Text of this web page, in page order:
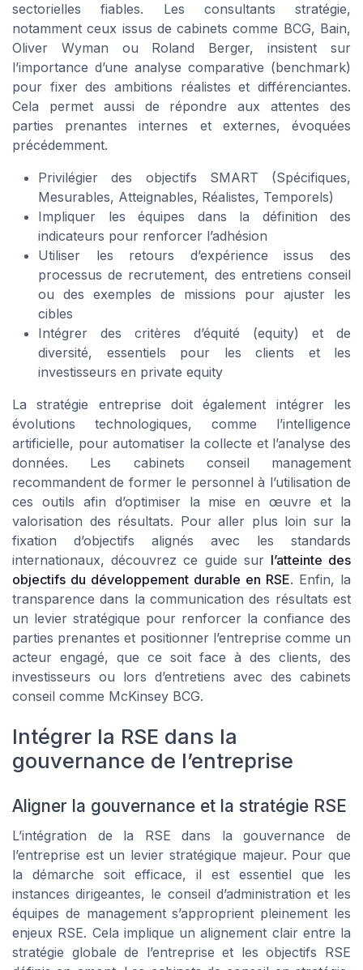
sectorielles fiables. Les consultants stratégie,
notamment ceux issus de cabinets comme BCG, Bain,
Oliver Wyman ou Roland Berger, insistent sur
l’importance d’une analyse comparative (benchmark)
pour fixer des ambitions réalistes et différenciantes.
Cela permet aussi de répondre aux attentes des
parties prenantes internes et externes, évoquées
précédemment.
Privilégier des objectifs SMART (Spécifiques,
Mesurables, Atteignables, Réalistes, Temporels)
Impliquer les équipes dans la définition des
indicateurs pour renforcer l’adhésion
Utiliser les retours d’expérience issus des
processus de recrutement, des entretiens conseil
ou des exemples de missions pour ajuster les
cibles
Intégrer des critères d’équité (equity) et de
diversité, essentiels pour les clients et les
investisseurs en private equity
La stratégie entreprise doit également intégrer les
évolutions technologiques, comme l’intelligence
artificielle, pour automatiser la collecte et l’analyse des
données. Les cabinets conseil management
recommandent de former le personnel à l’utilisation de
ces outils afin d’optimiser la mise en œuvre et la
valorisation des résultats. Pour aller plus loin sur la
fixation d’objectifs alignés avec les standards
internationaux, découvrez ce guide sur l’atteinte des
objectifs du développement durable en RSE. Enfin, la
transparence dans la communication des résultats est
un levier stratégique pour renforcer la confiance des
parties prenantes et positionner l’entreprise comme un
acteur engagé, que ce soit face à des clients, des
investisseurs ou lors d’entretiens avec des cabinets
conseil comme McKinsey BCG.
Intégrer la RSE dans la
gouvernance de l’entreprise
Aligner la gouvernance et la stratégie RSE
L’intégration de la RSE dans la gouvernance de
l’entreprise est un levier stratégique majeur. Pour que
la démarche soit efficace, il est essentiel que les
instances dirigeantes, le conseil d’administration et les
équipes de management s’approprient pleinement les
enjeux RSE. Cela implique un alignement clair entre la
stratégie globale de l’entreprise et les objectifs RSE